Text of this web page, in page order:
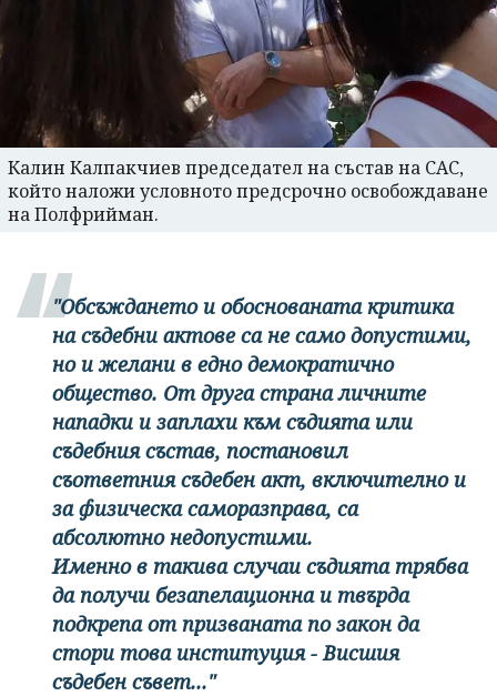
Калин Калпакчиев председател на състав на САС,
който наложи условното предсрочно освобождаване
на Полфрийман.
"Обсъждането и обоснованата критика
на съдебни актове са не само допустими,
но и желани в едно демократично
общество. От друга страна личните
нападки и заплахи към съдията или
съдебния състав, постановил
съответния съдебен акт, включително и
за физическа саморазправа, са
абсолютно недопустими.
Именно в такива случаи съдията трябва
да получи безапелационна и твърда
подкрепа от призваната по закон да
стори това институция - Висшия
съдебен съвет..."